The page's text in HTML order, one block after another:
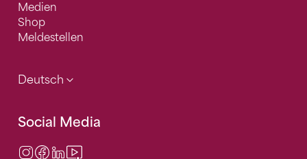
Medien
Shop
Meldestellen
Deutsch
Social Media
Instagram
Facebook
LinkedIn